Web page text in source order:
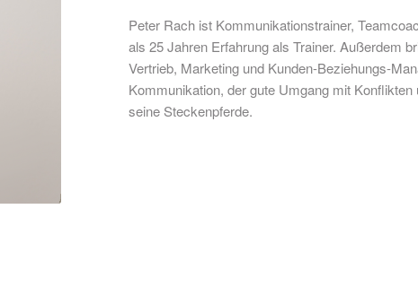
Peter Rach ist Kommunikationstrainer,
als 25 Jahren Erfahrung als Trainer. Außerdem
Vertrieb, Marketing und Kunden-Beziehungs-
Kommunikation, der gute Umgang mit
seine Steckenpferde.